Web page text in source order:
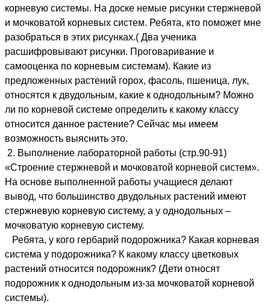
корневую системы. На доске немые рисунки стержневой
и мочковатой корневых систем. Ребята, кто поможет мне
разобраться в этих рисунках.( Два ученика
расшифровывают рисунки. Проговаривание и
самооценка по корневым системам). Какие из
предложенных растений горох, фасоль, пшеница, лук,
относятся к двудольным, какие к однодольным? Можно
ли по корневой системе определить к какому классу
относится данное растение? Сейчас мы имеем
возможность выяснить это.
2. Выполнение лабораторной работы (стр.90-91)
«Строение стержневой и мочковатой корневой систем».
На основе выполненной работы учащиеся делают
вывод, что большинство двудольных растений имеют
стержневую корневую систему, а у однодольных –
мочковатую корневую систему.
Ребята, у кого гербарий подорожника? Какая корневая
система у подорожника? К какому классу цветковых
растений относится подорожник? (Дети относят
подорожник к однодольным из-за мочковатой корневой
системы).